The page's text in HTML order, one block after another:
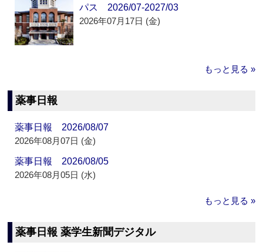
パス 2026/07-2027/03
2026年07月17日 (金)
もっと見る »
薬事日報
薬事日報 2026/08/07
2026年08月07日 (金)
薬事日報 2026/08/05
2026年08月05日 (水)
もっと見る »
薬事日報 薬学生新聞デジタル